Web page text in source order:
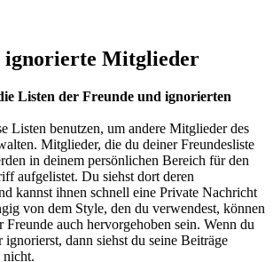
ignorierte Mitglieder
Listen der Freunde und ignorierten
Listen benutzen, um andere Mitglieder des
Mitglieder, die du deiner Freundesliste
in deinem persönlichen Bereich für den
aufgelistet. Du siehst dort deren
kannst ihnen schnell eine Private Nachricht
von dem Style, den du verwendest, können
Freunde auch hervorgehoben sein. Wenn du
ignorierst, dann siehst du seine Beiträge
nicht.